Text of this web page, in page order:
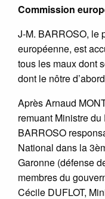
Commission
J-M. BARROSO, le
européenne, est
tous les maux dont
dont le nôtre
Après Arnaud
remuant Ministre
BARROSO
National dans la
Garonne (défense
membres du
Cécile DUFLOT,